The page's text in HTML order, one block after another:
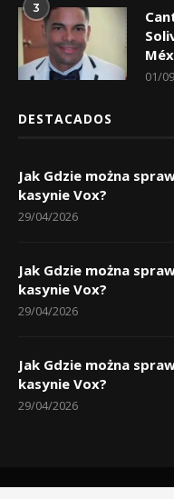
3
01/
DESTACADOS
Jak Gdzie można
kasynie Vox?
29/04/2026
Jak Gdzie można
kasynie Vox?
29/04/2026
Jak Gdzie można
kasynie Vox?
29/04/2026